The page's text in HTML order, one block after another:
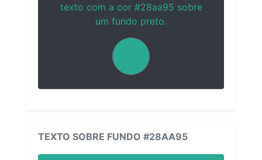
texto com a cor #28aa95 sobre
um fundo preto.
TEXTO SOBRE FUNDO #28AA95